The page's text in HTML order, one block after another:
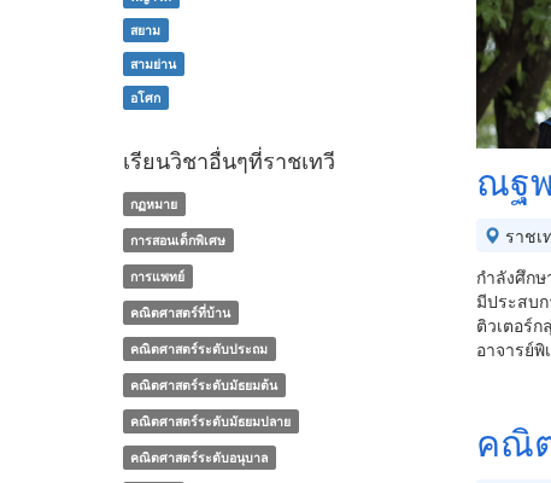
ณฐ
ราชเ
กำลังศึก
มีประสบ
ติวเตอร์
อาจารย์
คณิ
สยาม
สามย่าน
อโศก
เรียนวิชาอื่นๆที่ราชเทวี
กฏหมาย
การสอนเด็กพิเศษ
การแพทย์
คณิตศาสตร์ที่บ้าน
คณิตศาสตร์ระดับประถม
คณิตศาสตร์ระดับมัธยมต้น
คณิตศาสตร์ระดับมัธยมปลาย
คณิตศาสตร์ระดับอนุบาล